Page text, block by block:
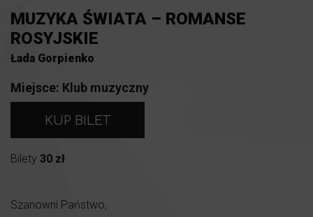
MUZYKA ŚWIATA – ROMANSE
ROSYJSKIE
Łada Gorpienko
Miejsce: Klub muzyczny
KUP BILET
Bilety 30 zł
Szanowni Państwo,